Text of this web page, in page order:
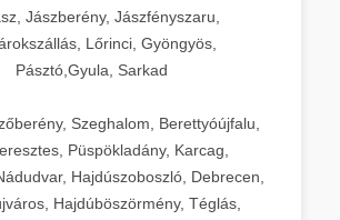
Jászberény, Jászfényszaru,
Lőrinci, Gyöngyös,
Pásztó,Gyula, Sarkad
Szeghalom, Berettyóújfalu,
Püspökladány, Karcag,
Hajdúszoboszló, Debrecen,
Hajdúböszörmény, Téglás,